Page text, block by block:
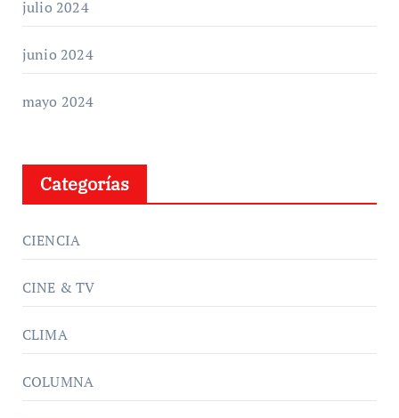
julio 2024
junio 2024
mayo 2024
Categorías
CIENCIA
CINE & TV
CLIMA
COLUMNA